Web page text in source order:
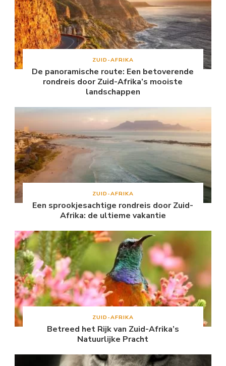
ZUID-AFRIKA
De panoramische route: Een betoverende
rondreis door Zuid-Afrika’s mooiste
landschappen
ZUID-AFRIKA
Een sprookjesachtige rondreis door Zuid-
Afrika: de ultieme vakantie
ZUID-AFRIKA
Betreed het Rijk van Zuid-Afrika’s
Natuurlijke Pracht